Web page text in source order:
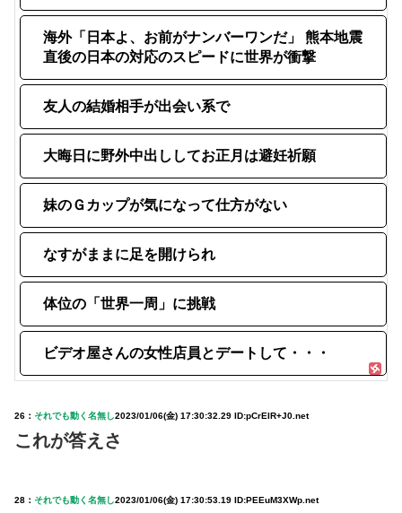
海外「日本よ、お前がナンバーワンだ」 熊本地震
直後の日本の対応のスピードに世界が衝撃
友人の結婚相手が出会い系で
大晦日に野外中出ししてお正月は避妊祈願
妹のＧカップが気になって仕方がない
なすがままに足を開けられ
体位の「世界一周」に挑戦
ビデオ屋さんの女性店員とデートして・・・
26： それでも動く名無し2023/01/06(金) 17:30:32.29 ID:pCrEIR+J0.net
これが答えさ
28： それでも動く名無し2023/01/06(金) 17:30:53.19 ID:PEEuM3XWp.net